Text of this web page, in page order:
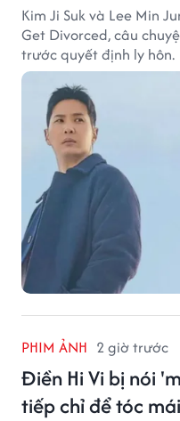
Kim Ji Suk và Lee Min
Get Divorced, câu
trước quyết định ly hôn.
PHIM ẢNH 2 giờ trước
Điền Hi Vi bị nói
tiếp chỉ để tóc mái